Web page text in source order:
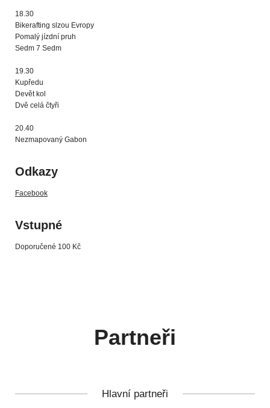
18.30
Bikerafting slzou Evropy
Pomalý jízdní pruh
Sedm 7 Sedm
19.30
Kupředu
Devět kol
Dvě celá čtyři
20.40
Nezmapovaný Gabon
Odkazy
Facebook
Vstupné
Doporučené 100 Kč
Partneři